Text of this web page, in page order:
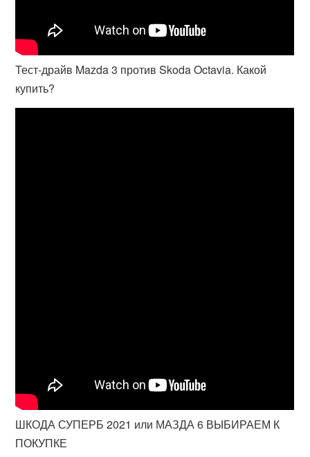
Тест-драйв Mazda 3 против Skoda Octavia. Какой
купить?
ШКОДА СУПЕРБ 2021 или МАЗДА 6 ВЫБИРАЕМ К
ПОКУПКЕ